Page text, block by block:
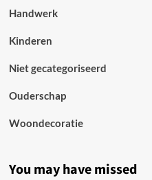
Handwerk
Kinderen
Niet gecategoriseerd
Ouderschap
Woondecoratie
You may have missed